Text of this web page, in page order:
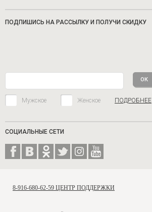
ПОДПИШИСЬ НА РАССЫЛКУ И ПОЛУЧИ СКИДКУ
Мужское Женское ПОДРОБНЕЕ
СОЦИАЛЬНЫЕ СЕТИ
8-916-680-62-59 ЦЕНТР ПОДДЕРЖКИ